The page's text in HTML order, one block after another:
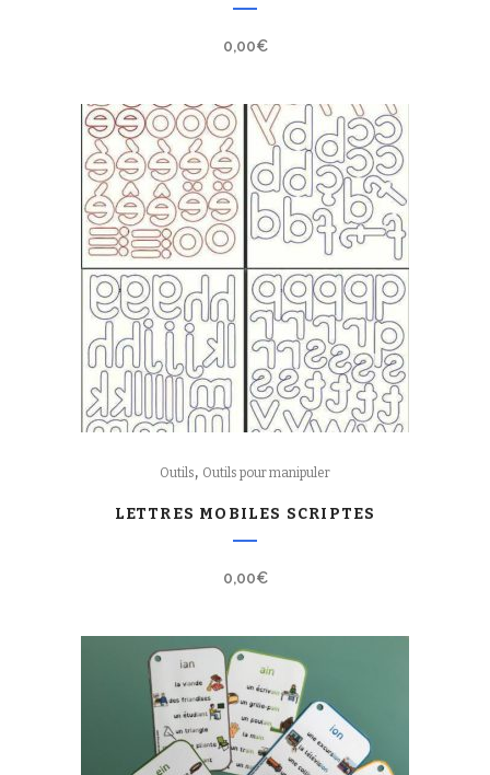
0,00€
Outils, Outils pour manipuler
LETTRES MOBILES SCRIPTES
0,00€